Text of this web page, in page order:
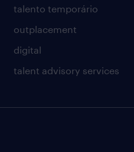
talento temporário
outplacement
digital
talent advisory services